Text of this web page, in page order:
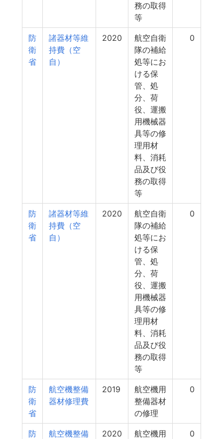
務の取得
等
防
衛
省
諸器材等維
持費（空
自）
2020
航空自衛
隊の補給
処等にお
ける保
管、処
分、荷
役、運搬
用機械器
具等の修
理用材
料、消耗
品及び役
務の取得
等
0
防
衛
省
諸器材等維
持費（空
自）
2020
航空自衛
隊の補給
処等にお
ける保
管、処
分、荷
役、運搬
用機械器
具等の修
理用材
料、消耗
品及び役
務の取得
等
0
防
衛
省
航空機整備
器材修理費
2019
航空機用
整備器材
の修理
0
防
航空機整備
2020
航空機用
0